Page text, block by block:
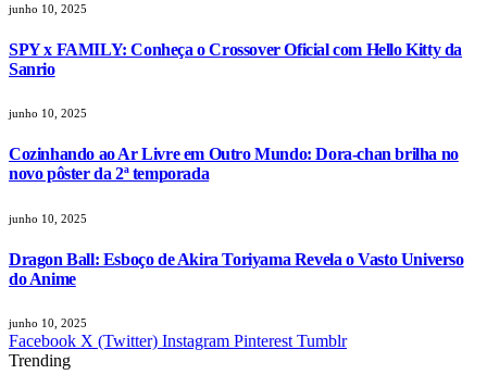
junho 10, 2025
SPY x FAMILY: Conheça o Crossover Oficial com Hello Kitty da
Sanrio
junho 10, 2025
Cozinhando ao Ar Livre em Outro Mundo: Dora-chan brilha no
novo pôster da 2ª temporada
junho 10, 2025
Dragon Ball: Esboço de Akira Toriyama Revela o Vasto Universo
do Anime
junho 10, 2025
Facebook X (Twitter) Instagram Pinterest Tumblr
Trending